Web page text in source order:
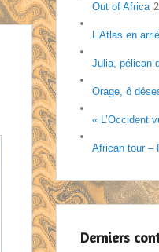
Out of Africa
L’Atlas en
Julia, pélican
Orage, ô
« L’Occident
African tour –
Derniers